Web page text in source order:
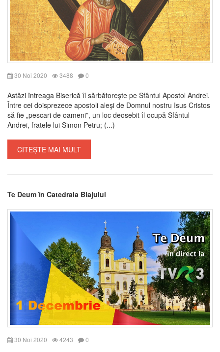
30 Noi 2020 3488 0
Astăzi întreaga Biserică îl sărbătoreşte pe Sfântul Apostol Andrei.
Între cei doisprezece apostoli aleşi de Domnul nostru Isus Cristos
să fie „pescari de oameni”, un loc deosebit îl ocupă Sfântul
Andrei, fratele lui Simon Petru; (...)
CITEȘTE MAI MULT
Te Deum în Catedrala Blajului
30 Noi 2020 4243 0